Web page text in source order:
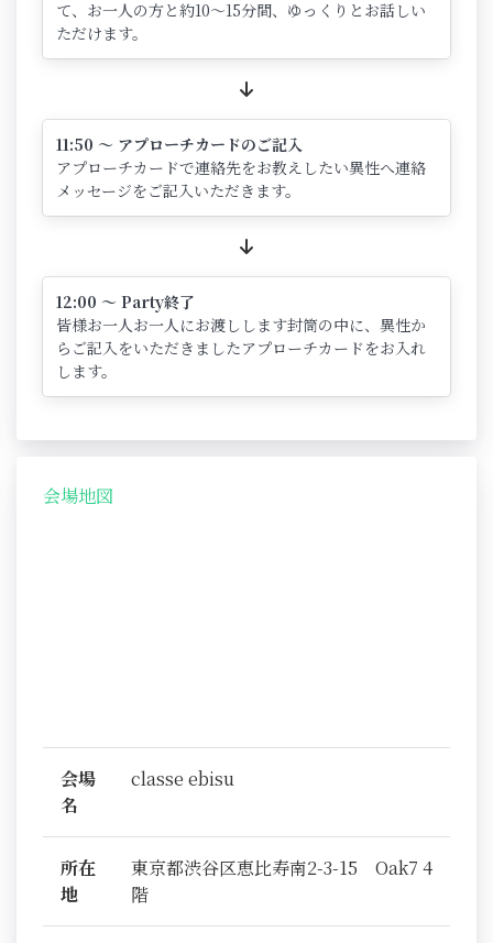
て、お一人の方と約10～15分間、ゆっくりとお話しい
ただけます。
11:50 ～ アプローチカードのご記入
アプローチカードで連絡先をお教えしたい異性へ連絡
メッセージをご記入いただきます。
12:00 ～ Party終了
皆様お一人お一人にお渡しします封筒の中に、異性か
らご記入をいただきましたアプローチカードをお入れ
します。
会場地図
会場
名
classe ebisu
所在
地
東京都渋谷区恵比寿南2-3-15 Oak7 4
階